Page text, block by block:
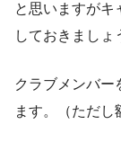
と思いますがキ
しておきましょ
クラブメンバー
ます。（ただし